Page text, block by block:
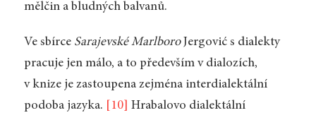
mělčin a bludných balvanů.
Ve sbírce Sarajevské MarlboroJergović s dialekty
pracuje jen málo, a to především v dialozích,
v knize je zastoupena zejména interdialektální
podoba jazyka.
[10]
Hrabalovo dialektální